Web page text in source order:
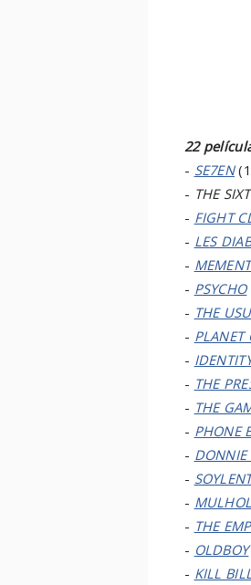
22
- SE7EN
- THE
- FIGHT
- LES
-
- PSYCHO
- THE
- PLANET
-
- THE
- THE
- PHONE
- DONNIE
-
-
- THE
- OLDBOY
- KILL